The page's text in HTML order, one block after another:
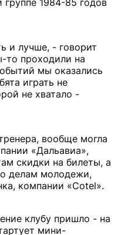
1984-85 годов
и лучше, - говорит
то проходили на
мы оказались
играть не
не хватало -
вообще могла
«Дальавиа»,
скидки на билеты, а
делам молодежи,
компании «Cotel».
клубу пришло - на
мини-